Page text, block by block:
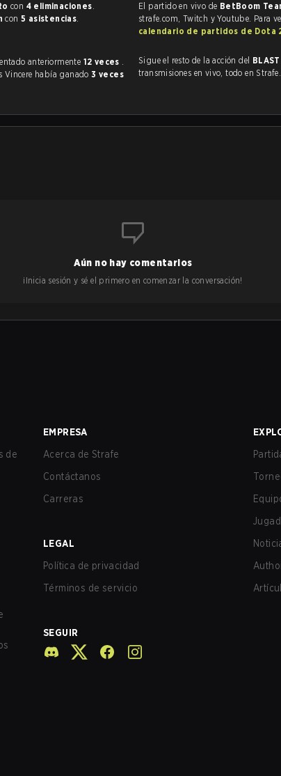
con 4 eliminaciones.
con 5 asistencias.
y Natus Vincere se habían enfrentado anteriormente 12 veces .
Vincere había ganado3 veces
El partido en vivo de BetBoom
strafe.com, Twitch y Youtube. Para
calendario de partidos de Dota
Sigue el resto de la acción del
transmisiones en vivo, todo en Strafe.
Aún no hay comentarios
¡Inicia sesión y sé el primero en comenzar la conversación!
de
EMPRESA
Acerca de Strafe
Contáctanos
Carreras
LEGAL
Política de privacidad
Términos de servicio
SEGUIR